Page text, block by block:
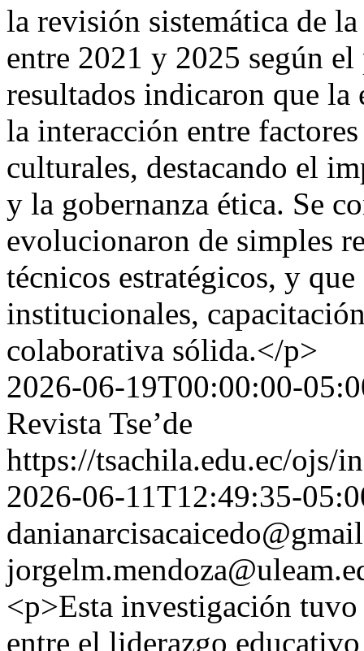
la revisión sistemática de
entre 2021 y 2025 según
resultados indicaron que
la interacción entre
culturales, destacando el
y la gobernanza ética. Se
evolucionaron de simples
técnicos estratégicos, y
institucionales,
colaborativa sólida.</p>
2026-06-19T00:00:00-
Revista Tse’de
https://tsachila.edu.ec/ojs/
2026-06-11T12:49:35-
<p>Esta investigación
entre el liderazgo